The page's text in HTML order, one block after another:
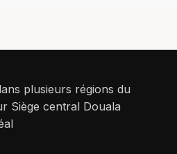
plusieurs régions du
Siège central Douala